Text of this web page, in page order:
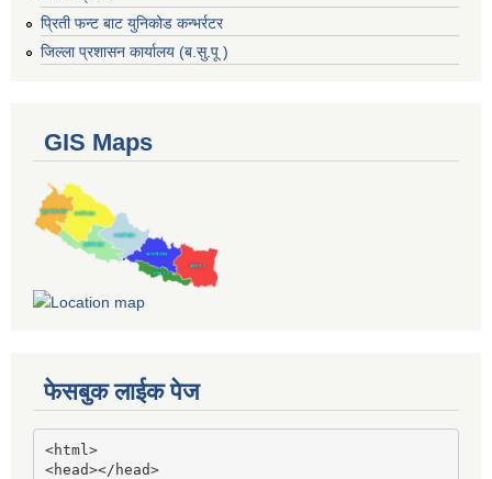
प्रिती फन्ट बाट युनिकोड कन्भर्रटर
जिल्ला प्रशासन कार्यालय (ब.सु.पू )
GIS Maps
फेसबुक लाईक पेज
<html>
<head></head>